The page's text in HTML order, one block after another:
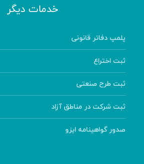
خدمات دیگر
پلمپ دفاتر قانونی
ثبت اختراع
ثبت طرح صنعتی
ثبت شرکت در مناطق آزاد
صدور گواهینامه ایزو